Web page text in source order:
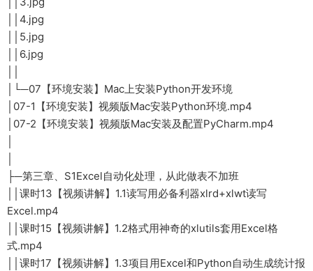
││4.jpg
││5.jpg
││6.jpg
│└─07【环境安装】Mac上安装Python开发环境
│07-1【环境安装】视频版Mac安装Python环境.mp4
│07-2【环境安装】视频版Mac安装及配置PyCharm.mp4
├─第三章、S1Excel自动化处理，从此做表不加班
││课时13【视频讲解】1.1读写用必备利器xlrd+xlwt读写
Excel.mp4
││课时15【视频讲解】1.2格式用神奇的xlutils套用Excel格
式.mp4
││课时17【视频讲解】1.3项目用Excel和Python自动生成统计报